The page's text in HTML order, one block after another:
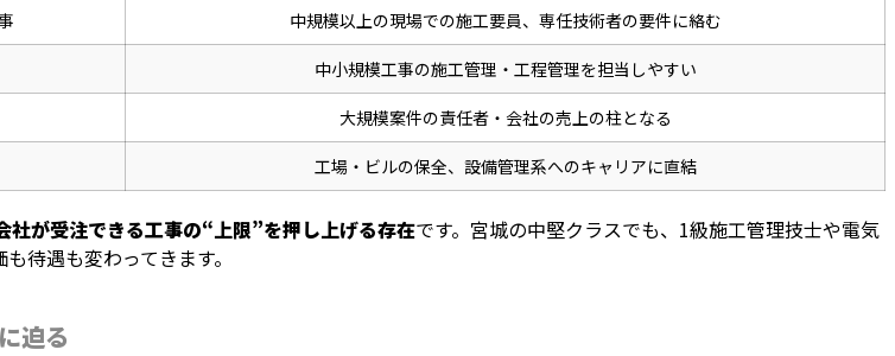
中規模以上の現場での施工要員、専任技術者の要件に絡む
中小規模工事の施工管理・工程管理を担当しやすい
大規模案件の責任者・会社の売上の柱となる
工場・ビルの保全、設備管理系へのキャリアに直結
社が受注できる工事の“上限”を押し上げる存在です。宮城の中堅クラスでも、1級施工管理技士や電気
待遇も変わってきます。
迫る